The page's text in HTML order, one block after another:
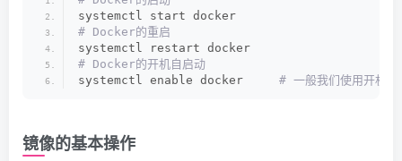
systemctl start docker
# Docker的重启
systemctl restart docker
# Docker的开机自启动
systemctl enable docker
# 一般我们使用开机自
镜像的基本操作